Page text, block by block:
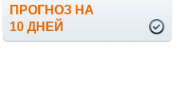
ПРОГНОЗ НА
10 ДНЕЙ